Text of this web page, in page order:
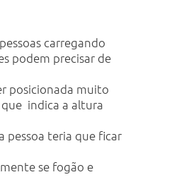
carregando
podem precisar de
posicionada muito
que indica a altura
pessoa teria que ficar
se fogão e